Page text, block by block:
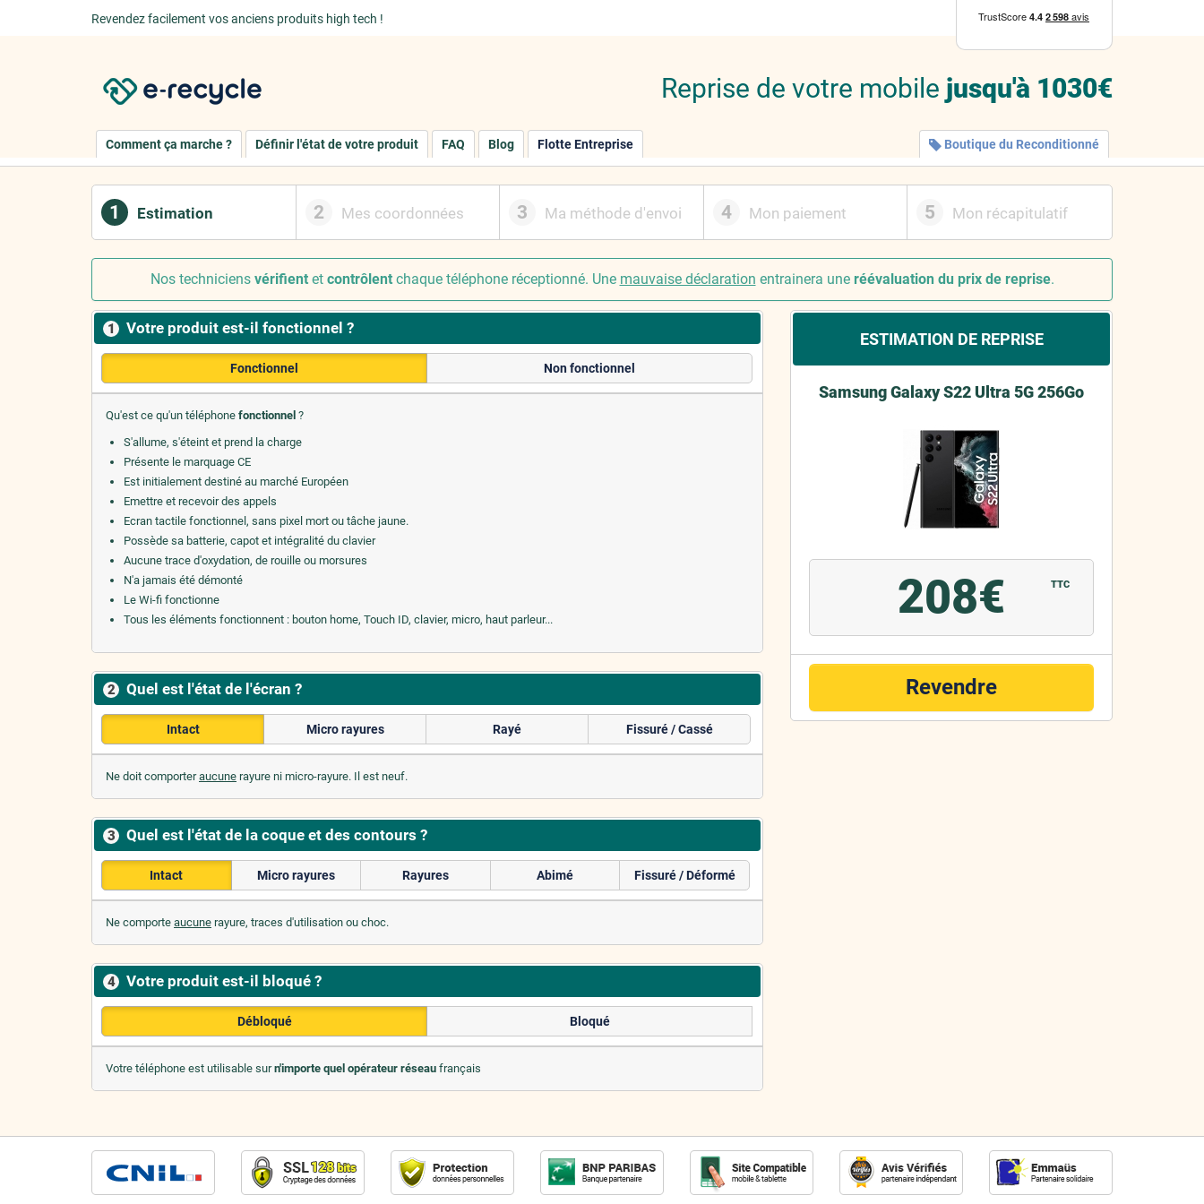
Revendez facilement vos anciens produits high tech !
Reprise de votre mobile jusqu'à 1030€
Comment ça marche ? Définir l'état de votre produit FAQ Blog Flotte Entreprise Boutique du Reconditionné
1 Estimation 2 Mes coordonnées 3 Ma méthode d'envoi 4 Mon paiement 5 Mon récapitulatif
Nos techniciens vérifientet contrôlentchaque téléphone réceptionné. Une mauvaise déclaration entrainera une réévaluation du prix de reprise.
1 Votre produit est-il fonctionnel ?
Fonctionnel Non fonctionnel
Qu'est ce qu'un téléphone fonctionnel ?
S'allume, s'éteint et prend la charge
Présente le marquage CE
Est initialement destiné au marché Européen
Emettre et recevoir des appels
Ecran tactile fonctionnel, sans pixel mort ou tâche jaune.
Possède sa batterie, capot et intégralité du clavier
Aucune trace d'oxydation, de rouille ou morsures
N'a jamais été démonté
Le Wi-fi fonctionne
Tous les éléments fonctionnent : bouton home, Touch ID, clavier, micro, haut parleur...
2 Quel est l'état de l'écran ?
Intact Micro rayures Rayé Fissuré / Cassé
Ne doit comporteraucune rayure ni micro-rayure. Il est neuf.
3 Quel est l'état de la coque et des contours ?
Intact Micro rayures Rayures Abimé Fissuré / Déformé
Ne comporte aucune rayure, traces d'utilisation ou choc.
4 Votre produit est-il bloqué ?
Débloqué Bloqué
Votre téléphone est utilisable surn'importe quel opérateur réseau français
ESTIMATION DE REPRISE
Samsung Galaxy S22 Ultra 5G 256Go
208€ TTC
Revendre